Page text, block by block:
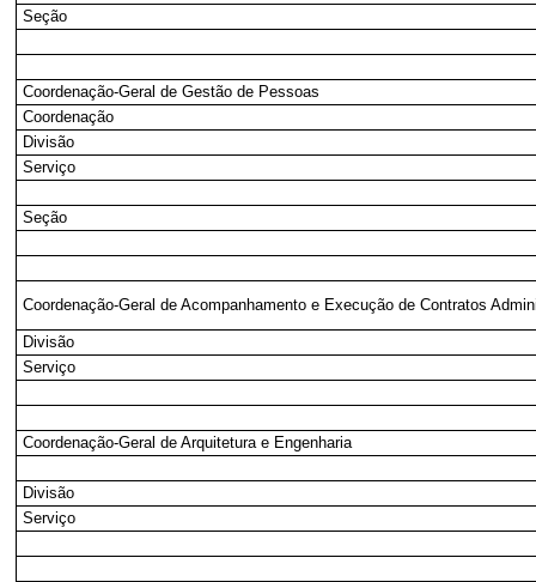
Seção
Coordenação-Geral de Gestão de Pessoas
Coordenação
Divisão
Serviço
Seção
Coordenação-Geral de Acompanhamento e Execução de Contratos
Divisão
Serviço
Coordenação-Geral de Arquitetura e Engenharia
Divisão
Serviço